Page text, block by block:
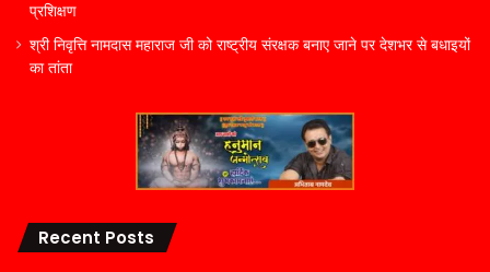
प्रशिक्षण
श्री निवृत्ति नामदास महाराज जी को राष्ट्रीय संरक्षक बनाए जाने पर देशभर से बधाइयों
का तांता
Recent Posts